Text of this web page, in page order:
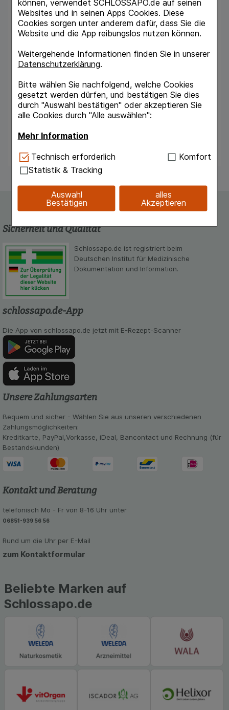
können, verwendet SCHLOSSAPO.de auf seinen
Websites und in seinen Apps Cookies. Diese
Cookies sorgen unter anderem dafür, dass Sie die
Website und die App reibungslos nutzen können.
Weitergehende Informationen finden Sie in unserer
Datenschutzerklärung.
Bitte wählen Sie nachfolgend, welche Cookies
gesetzt werden dürfen, und bestätigen Sie dies
durch "Auswahl bestätigen" oder akzeptieren Sie
alle Cookies durch "Alle auswählen":
Mehr Information
Technisch Notwendig:Hierbei handelt es sich um
Cookies, die für die Grundfunktionen unserer
Website notwendig sind (z.B. Navigation,
Warenkorb, Kundenkonto), weshalb auf diese nicht
verzichtet werden kann.
Einkaufserlebnis noch ansprechender zu gestalten,
Besuchers oder unsere Seite an bevorzugte
Verhaltensweisen (z.B. Spracheinstellung)
anzupassen. Komfort-Cookies ermöglichen es uns
auch auf Ihre Bedürfnisse zugeschrittene Inhalte
anzuzeigen und unser Partnerprogramm zu
betreiben.
Informationen über die Art und Weise der Nutzung
unserer Website sammeln, mit deren Hilfe wir
unsere Website weiter für Sie optimieren können,
den Inhalt auf unserer Website aber auch die
Werbung auf Drittseiten möglichst relevant für Sie
zu gestalten. Bitte beachten Sie, dass Daten
hierfür teilweise an Dritte wie z.B. Google oder
soziale Medien übertragen werden.
Technisch erforderlich
Komfort
Statistik & Tracking
Auswahl
Bestätigen
alles
Akzeptieren
Water (Aqua) Alcohol Simmondsia Chinensis
(Jojoba) Seed Oil Cocos Nucifera (Coconut)
Oil Glycerin Betaine Aloe Barbadensis Leaf
Cetearyl Glucoside Chamomilla Recutita
(Matricaria) Extract Commiphora Myrrha Resin
Aluminum Silicate Carrageenan Lactic Acid
Citric Acid Xanthan Gum Fragrance (Parfum) 1
Limonene 1 Linalool 1 Citronellol 1 Benzyl
Benzoate 1 Benzyl Salicylate 1 Geraniol 1 Citral
ätherischen Ölen und/oder Pflanzenextrakten
Sicherheit und Qualität
Schlossapo.de ist registriert beim
Deutschen Institut für Medizinische
Dokumentation und Information.
schlossapo.de-App
Die App von schlossapo.de jetzt mit E-Rezept-Scanner
Unsere Zahlungsarten
Bequem und sicher - Wählen Sie aus unseren verschiedenen
Zahlungsmöglichkeiten:
Kreditkarte, PayPal,Vorkasse, iDeal, Bancontact und Rechnung (für
Bestandskunden)
Kontakt und Beratung
telefonisch Mo - Fr von 8-16 Uhr unter
06851-939 56 56
Rund um die Uhr per E-Mail
zum Kontaktformular
Beliebte Marken auf
Schlossapo.de